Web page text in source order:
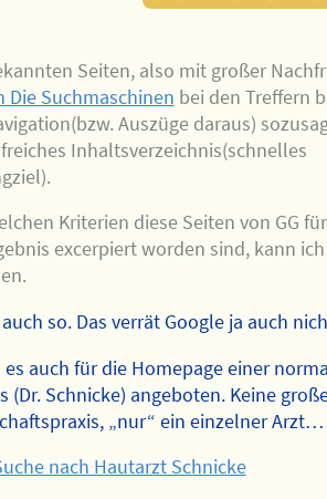
Seiten, also mit großer
Die Suchmaschinen bei den Treffern
Auszüge daraus)
Inhaltsverzeichnis(schnelles
Kriterien diese Seiten von GG
excerpiert worden sind, kann
so. Das verrät Google ja auch
es auch für die Homepage einer
(Dr. Schnicke) angeboten. Keine
„nur“ ein einzelner Arzt…
nach Hautarzt Schnicke